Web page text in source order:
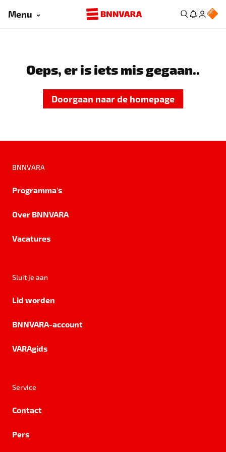
Menu
Oeps, er is iets mis gegaan..
Doorgaan naar de homepage
BNNVARA
Programma's
Over BNNVARA
Vacatures
Sluit je aan
Lid worden
BNNVARA-account
VARAgids
Service
Contact
Pers